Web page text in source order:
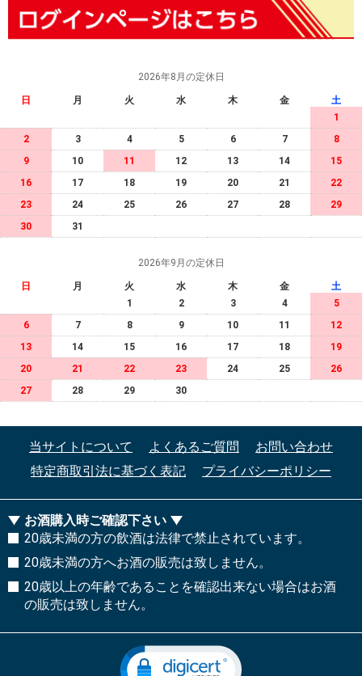
2026年8月の定休日
日 月 火 水 木 金
土
1
2
3 4 5 6 7
8
9
10 11 12 13 14
15
16
17 18 19 20 21
22
23
24 25 26 27 28
29
30
31
2026年9月の定休日
日 月 火 水 木 金
土
1
2 3 4
5
6
7 8 9 10 11
12
13
14 15 16 17 18
19
20
21 22 23 24 25
26
27
28 29 30
当サイトについて よくあるご質問
お問い合わせ
特定商取引法に基づく表記
プライバシーポリシー
お酒購入時ご確認下さい
20歳未満の方の飲酒は法律で禁止されています。
20歳未満の方へお酒の販売は致しません。
20歳以上の年齢であることを確認出来ない場合はお酒
の販売は致しません。